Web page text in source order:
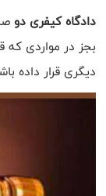
دادگاه کیفری دو
بجز در مواردی که
دیگری قرار داده